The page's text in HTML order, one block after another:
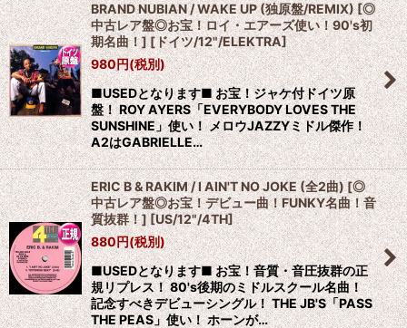
BRAND NUBIAN / WAKE UP (独原盤/REMIX) [◎
中古レア盤◎お宝！ロイ・エアーズ使い！90's初
期名曲！][ドイツ/12"/ELEKTRA]
980円(税別)
■USEDとなります■ お宝！ジャケ付ドイツ原
盤！ ROY AYERS「EVERYBODY LOVES THE
SUNSHINE」使い！ メロウJAZZYミドル傑作！
A2はGABRIELLE…
ERIC B & RAKIM / I AIN'T NO JOKE (全2曲) [◎
中古レア盤◎お宝！デビュー曲！FUNKY名曲！音
質抜群！] [US/12"/4TH]
880円(税別)
■USEDとなります■ お宝！音質・音圧抜群の正
規リプレス！ 80's後期のミドルスクール名曲！
記念すべきデビューシングル！ THE JB'S「PASS
THE PEAS」使い！ ホーンが…